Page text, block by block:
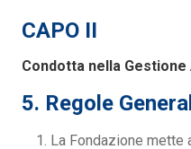
CAPO II
Condotta nella Gestione
5. Regole
La Fondazione